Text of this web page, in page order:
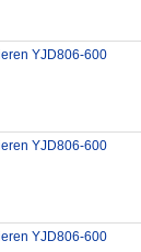
YJD806-600
YJD806-600
YJD806-600